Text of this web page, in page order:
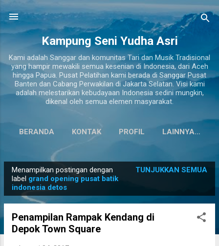
Langsung ke konten utama
Kampung Seni Yudha Asri
Kami adalah Sanggar dan komunitas Tari dan Musik Tradisional
yang hampir mewakili semua kesenian di Indonesia, dari Aceh
hingga Papua. Pusat Pelatihan kami berada di Sanggar Pusat
Banten dan Cabang Perwakilan di Jakarta Selatan. Visi kami
adalah melestarikan kebudayaan Indonesia sedini mungkin,
dikenal oleh semua elemen masyarakat.
BERANDA KONTAK PROFIL LAINNYA…
s
Menampilkan postingan dengan
label grand opening pusat batik
indonesia detos
TUNJUKKAN SEMUA
Penampilan Rampak Kendang di
Depok Town Square